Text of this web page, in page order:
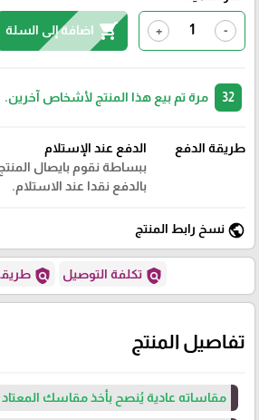
-
+
shopping_cart اضافة إلى السلة
مرة تم بيع هذا المنتج لأشخاص آخرين.
طريقة الدفع
الدفع عند الإستلام
ببساطة نقوم بايصال
بالدفع نقدا عند الاستلام.
public نسخ رابط المنتج
policy تكلفة التوصيل policy
تفاصيل المنتج
مقاساته عادية يُنصح بأخذ مقاسك المعتاد